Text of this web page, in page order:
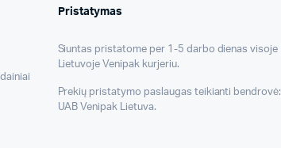
Pristatymas
Siuntas pristatome per 1-5 darbo dienas visoje
Lietuvoje Venipak kurjeriu.
Prekių pristatymo paslaugas teikianti bendrovė:
UAB Venipak Lietuva.